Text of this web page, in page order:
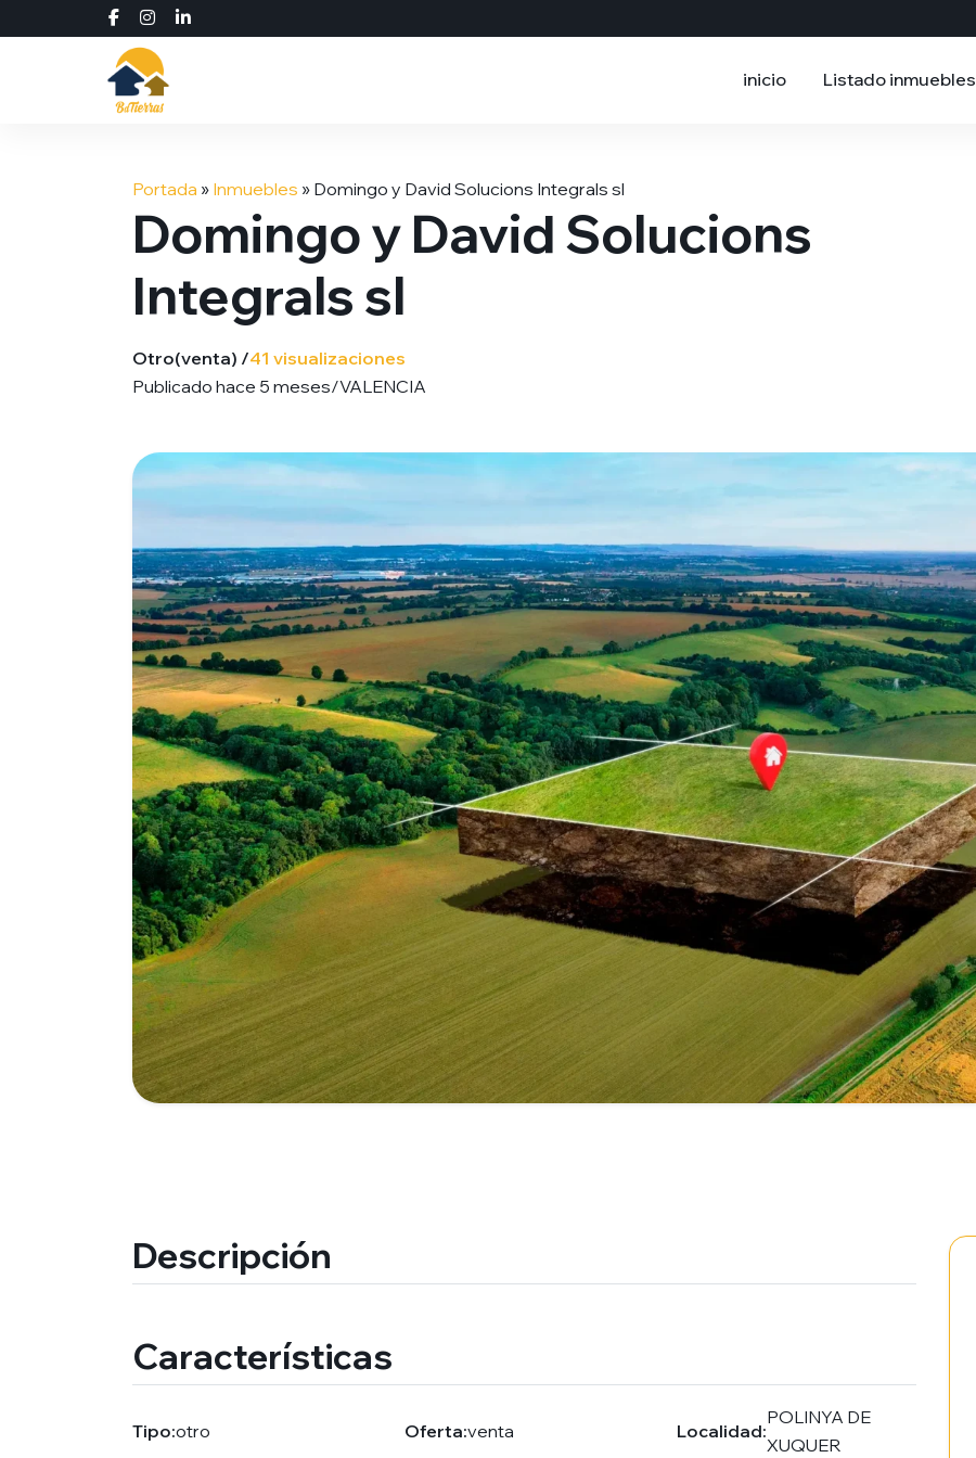
inicio Listado inmuebles
Portada » Inmuebles » Domingo y David Solucions Integrals sl
Domingo y David Solucions
Integrals sl
Otro(venta) /41 visualizaciones
Publicado hace 5 meses/VALENCIA
Descripción
Características
Tipo:otro Oferta:venta Localidad:
POLINYA DE
XUQUER